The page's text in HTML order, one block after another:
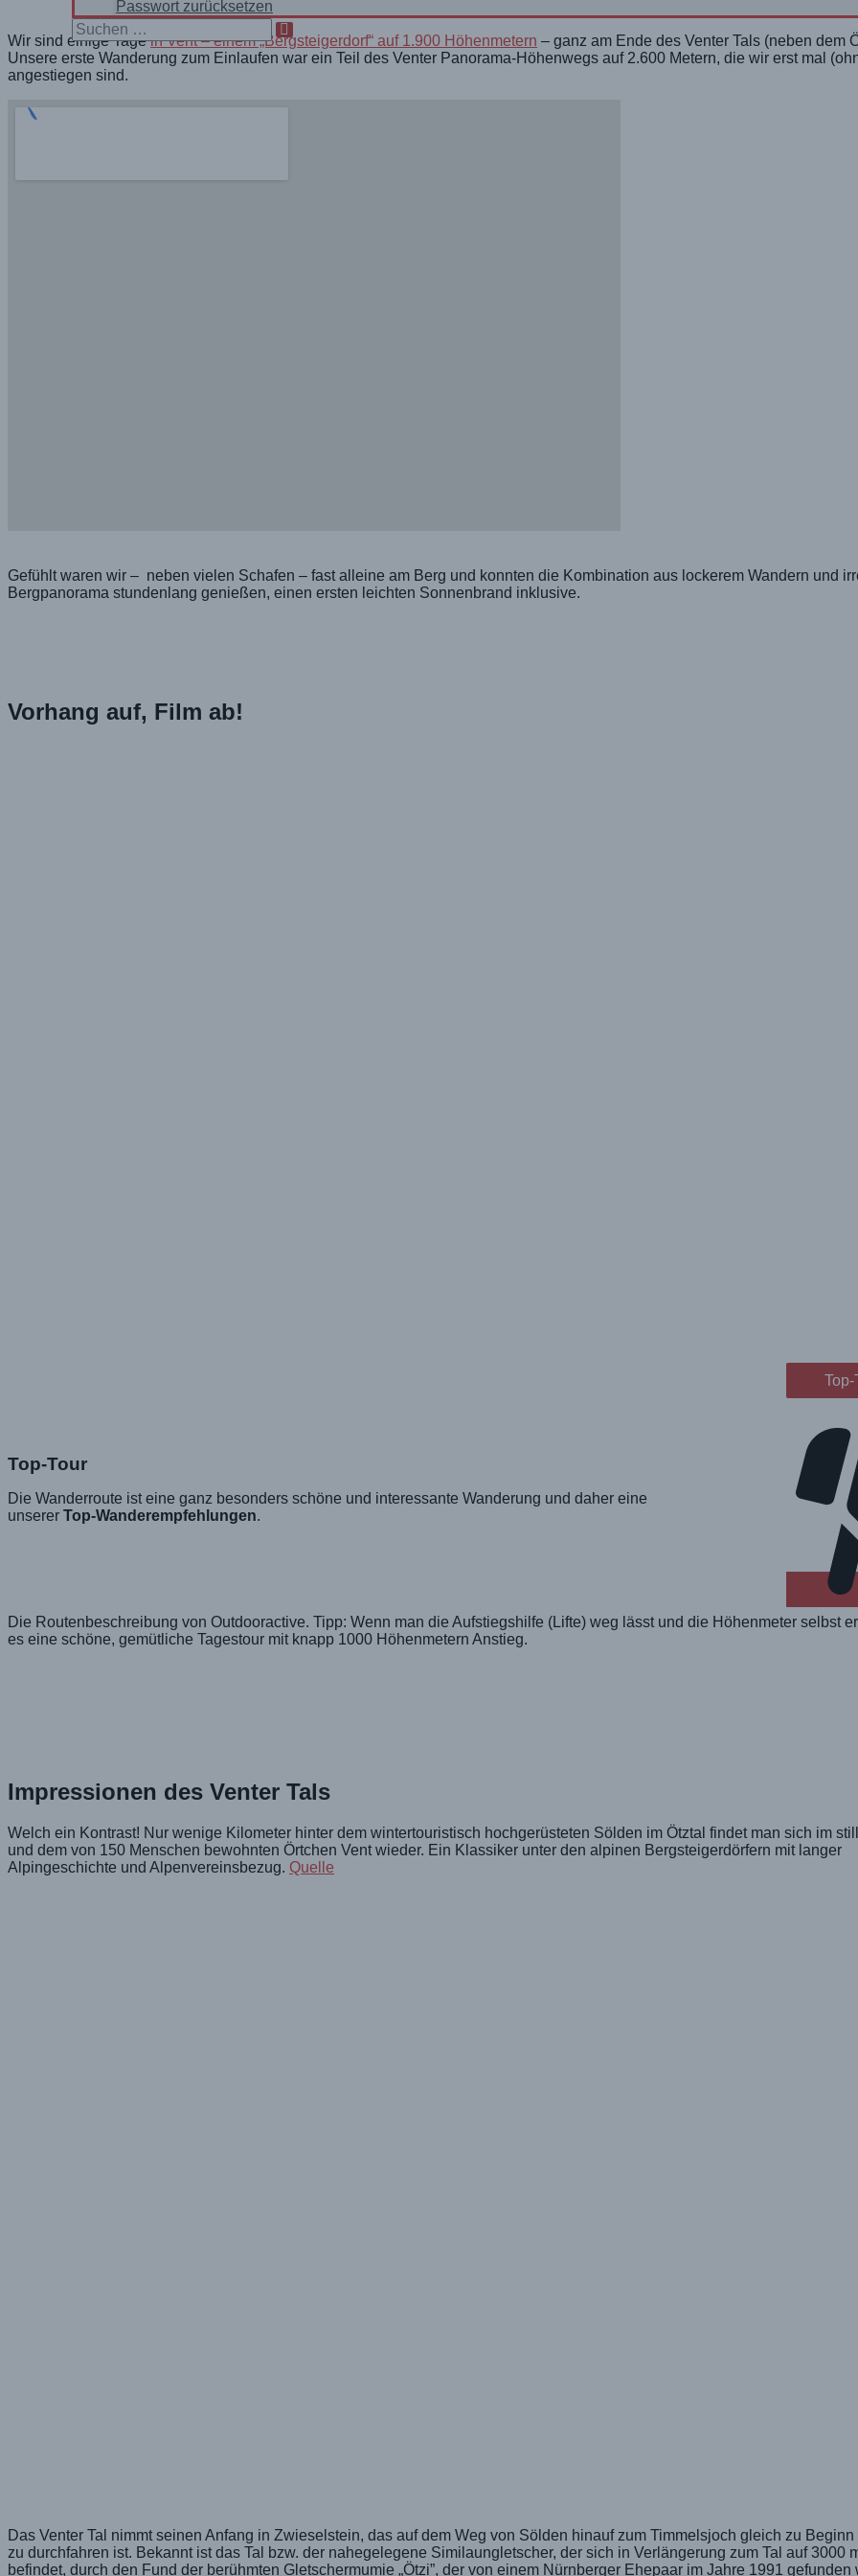
Passwort zurücksetzen
Search
for:
Wir sind einige Tagein Vent – einem „Bergsteigerdorf“ auf 1.900 Höhenmetern – ganz am Ende des Venter Tals (neben dem
Unsere erste Wanderung zum Einlaufen war ein Teil des Venter Panorama-Höhenwegs auf 2.600 Metern, die wir erst mal
angestiegen sind.
Gefühlt waren wir – neben vielen Schafen – fast alleine am Berg und konnten die Kombination aus lockerem Wandern und
Bergpanorama stundenlang genießen, einen ersten leichten Sonnenbrand inklusive.
Vorhang auf, Film ab!
Top-Tour
Die Wanderroute ist eine ganz besonders schöne und interessante Wanderung und daher eine
unserer Top-Wanderempfehlungen.
Top-
Die Routenbeschreibung von Outdooractive. Tipp: Wenn man die Aufstiegshilfe (Lifte) weg lässt und die Höhenmeter selbst
es eine schöne, gemütliche Tagestour mit knapp 1000 Höhenmetern Anstieg.
Impressionen des Venter Tals
Welch ein Kontrast! Nur wenige Kilometer hinter dem wintertouristisch hochgerüsteten Sölden im Ötztal findet man sich im
und dem von 150 Menschen bewohnten Örtchen Vent wieder. Ein Klassiker unter den alpinen Bergsteigerdörfern mit langer
Alpingeschichte und Alpenvereinsbezug. Quelle
Das Venter Tal nimmt seinen Anfang in Zwieselstein, das auf dem Weg von Sölden hinauf zum Timmelsjoch gleich zu Beginn
zu durchfahren ist. Bekannt ist das Tal bzw. der nahegelegene Similaungletscher, der sich in Verlängerung zum Tal auf 3000
befindet, durch den Fund der berühmten Gletschermumie „Ötzi”, der von einem Nürnberger Ehepaar im Jahre 1991 gefunden